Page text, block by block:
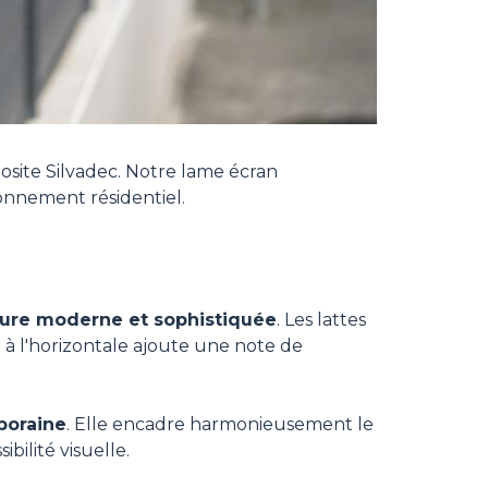
Silvadec. Notre lame écran
résidentiel.
moderne et sophistiquée. Les lattes
l'horizontale ajoute une note de
. Elle encadre harmonieusement le
visuelle.